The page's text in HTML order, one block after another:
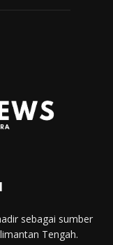
sebagai sumber
Tengah.